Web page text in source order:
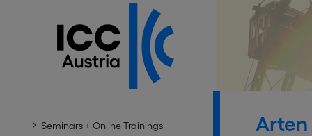
Seminars + Online Trainings
Arten